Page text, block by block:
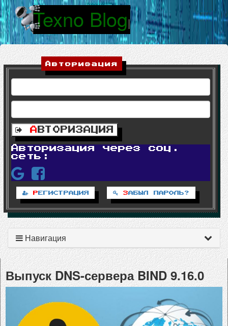
Texno Blog|
Авторизация
А ВТОРИЗАЦИЯ
Авторизация через соц.
сеть:
Р ЕГИСТРАЦИЯ ЗАБЫЛ ПАРОЛЬ?
Навигация
Выпуск DNS-сервера BIND 9.16.0